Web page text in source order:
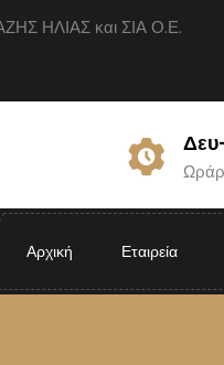
ΗΛΙΑΣ και ΣΙΑ Ο.Ε.
Αρχική Εταιρεία